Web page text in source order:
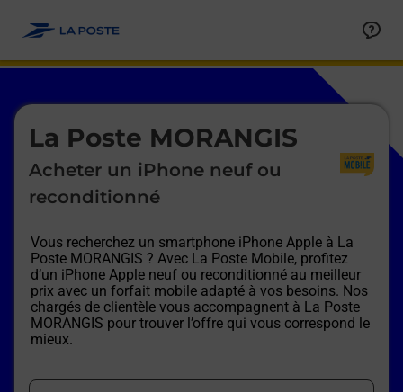
La Poste MORANGIS
Acheter un iPhone neuf ou
reconditionné
Vous recherchez un smartphone iPhone Apple à La
Poste MORANGIS ? Avec La Poste Mobile, profitez
d’un iPhone Apple neuf ou reconditionné au meilleur
prix avec un forfait mobile adapté à vos besoins. Nos
chargés de clientèle vous accompagnent à La Poste
MORANGIS pour trouver l’offre qui vous correspond le
mieux.
Le lien s'ouvre dans un nouvel onglet